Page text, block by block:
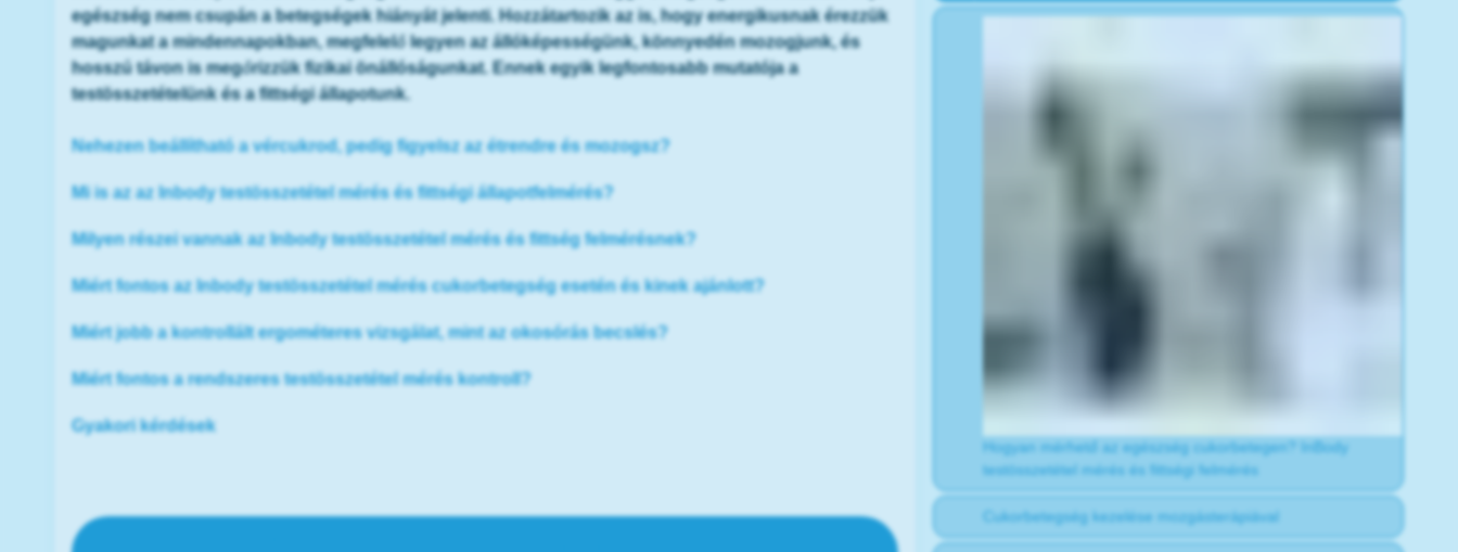
egészség nem csupán a betegségek hiányát jelenti. Hozzátartozik az is, hogy energikusnak érezzük
magunkat a mindennapokban, megfelelő legyen az állóképességünk, könnyedén mozogjunk, és
hosszú távon is megőrizzük fizikai önállóságunkat. Ennek egyik legfontosabb mutatója a
testösszetételünk és a fittségi állapotunk.
Nehezen beállítható a vércukrod, pedig figyelsz az étrendre és mozogsz?
Mi is az az Inbody testösszetétel mérés és fittségi állapotfelmérés?
Milyen részei vannak az Inbody testösszetétel mérés és fittség felmérésnek?
Miért fontos az Inbody testösszetétel mérés cukorbetegség esetén és kinek ajánlott?
Miért jobb a kontrollált ergométeres vizsgálat, mint az okosórás becslés?
Miért fontos a rendszeres testösszetétel mérés kontroll?
Gyakori kérdések
Hogyan mérhető az egészség cukorbetegen? InBody
testösszetétel mérés és fittségi felmérés
Cukorbetegség kezelése mozgásterápiával